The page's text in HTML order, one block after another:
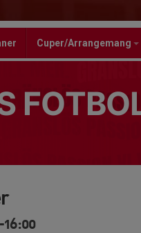
Cuper/Arrangemang